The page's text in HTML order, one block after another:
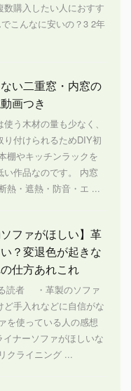
数購入したい人におすす
こんなに安いの？3 2年
い二重窓・内窓の
画つき
使う木材の量も少なく、
付けられるためDIY初
棚やキッチンラックを
作品なのです。 内窓
・遮熱・防音・エ ...
ソファがほしい】革
？変退色が起きな
仕方あれこれ
読者 ・革製のソファ
ど手入れなどに自信がな
を使っている人の感想
ナーソファがほしいな
ライニング ...